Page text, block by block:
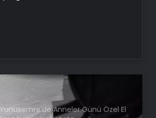
Anneler Günü Kutlandı
Yunusemre’de Anneler Günü Özel El